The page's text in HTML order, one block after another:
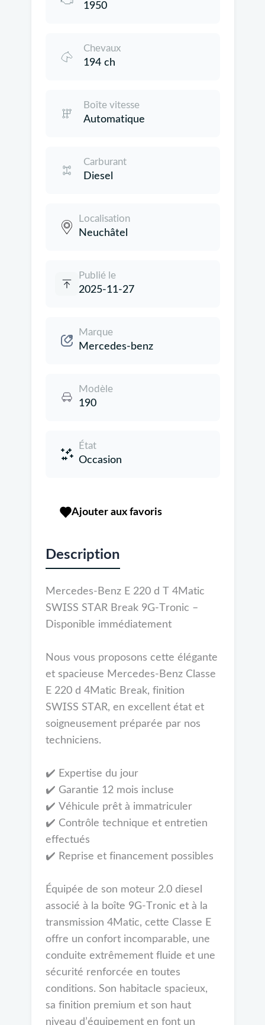
1950
Chevaux
194 ch
Boîte vitesse
Automatique
Carburant
Diesel
Localisation
Neuchâtel
Publié le
2025-11-27
Marque
Mercedes-benz
Modèle
190
État
Occasion
Ajouter aux favoris
Description
Mercedes-Benz E 220 d T 4Matic
SWISS STAR Break 9G-Tronic –
Disponible immédiatement
Nous vous proposons cette élégante
et spacieuse Mercedes-Benz Classe
E 220 d 4Matic Break, finition
SWISS STAR, en excellent état et
soigneusement préparée par nos
techniciens.
✔️ Expertise du jour
✔️ Garantie 12 mois incluse
✔️ Véhicule prêt à immatriculer
✔️ Contrôle technique et entretien
effectués
✔️ Reprise et financement possibles
Équipée de son moteur 2.0 diesel
associé à la boîte 9G-Tronic et à la
transmission 4Matic, cette Classe E
offre un confort incomparable, une
conduite extrêmement fluide et une
sécurité renforcée en toutes
conditions. Son habitacle spacieux,
sa finition premium et son haut
niveau d’équipement en font un